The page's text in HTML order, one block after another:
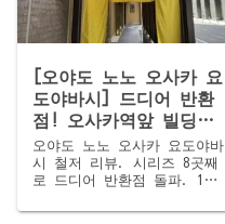
나 여행을 계획해 보세요!
[오야도 노노 오사카 요
도야바시] 드디어 반환
점! 오사카역앞 빌딩에
서 낮술 술집 순례, 하
나나미노유 철저 리뷰
오야도 노노 오사카 요도야바
시 철저 리뷰. 시리즈 8곳째
로 드디어 반환점 돌파. 1층
허벌 클리어 사우나, 오사카